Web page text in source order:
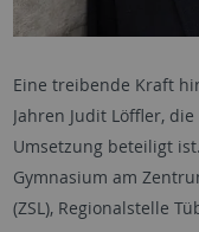
Eine treibende Kraft
Jahren Judit Löffler,
Umsetzung beteiligt
Gymnasium am
(ZSL), Regionalstelle